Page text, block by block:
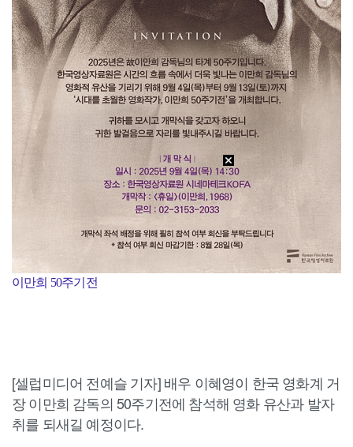
이만희 50주기전
[셀럽미디어 전예슬 기자] 배우 이혜영이 한국 영화계 거
장 이만희 감독의 50주기전에 참석해 영화 유산과 발자
취를 되새길 예정이다.